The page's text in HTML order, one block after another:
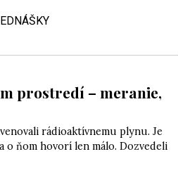
prostredí – meranie,
rádioaktívnemu plynu. Je
o ňom hovorí len málo. Dozvedeli